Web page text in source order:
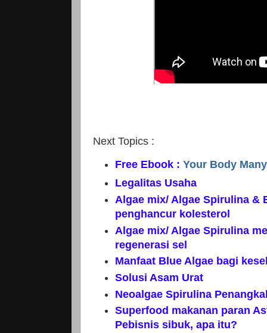
Next Topics :
Free Ebook :Your Body
Legalitas Usaha
Algae mix/ Algae Spirulina &
penghancur kolesterol
Algae mix/ Algae Spirulina
regenerasi sel
Manfaat Blue Algae bagi
Solusi Asam Urat
Neoalgae Spirulina
Superfood makanan paran
Pebisnis sibuk, apa itu?